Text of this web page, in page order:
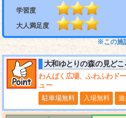
学習度
大人満足度
※この施
大和ゆとりの森の見どこ
わんぱく広場、ふわふわド
ュー
駐車場無料 入場無料